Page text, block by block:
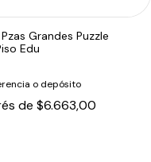
Grandes Puzzle
Edu
o depósito
de$6.663,00